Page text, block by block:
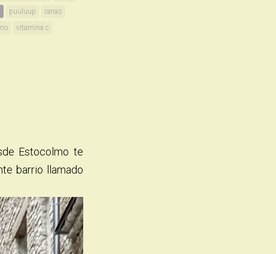
puuluup
ranas
vitamina c
Estocolmo te
barrio llamado